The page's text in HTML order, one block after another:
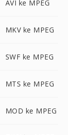
AVI ke MPEG
MKV ke MPEG
SWF ke MPEG
MTS ke MPEG
MOD ke MPEG